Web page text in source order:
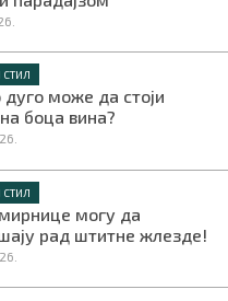
дуго може да стоји
боца вина?
могу да
рад штитне жлезде!